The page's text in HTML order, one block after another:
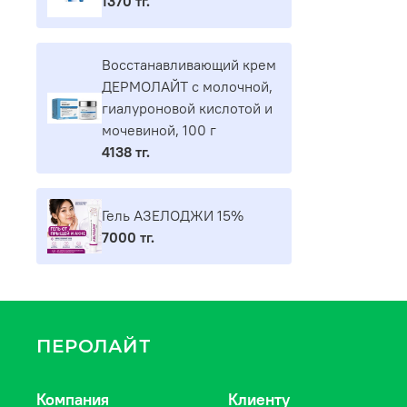
Восстанавливающий крем
ДЕРМОЛАЙТ с молочной,
гиалуроновой кислотой и
мочевиной, 100 г
4138 тг.
Гель АЗЕЛОДЖИ 15%
7000 тг.
ПЕРОЛАЙТ
Компания Клиенту